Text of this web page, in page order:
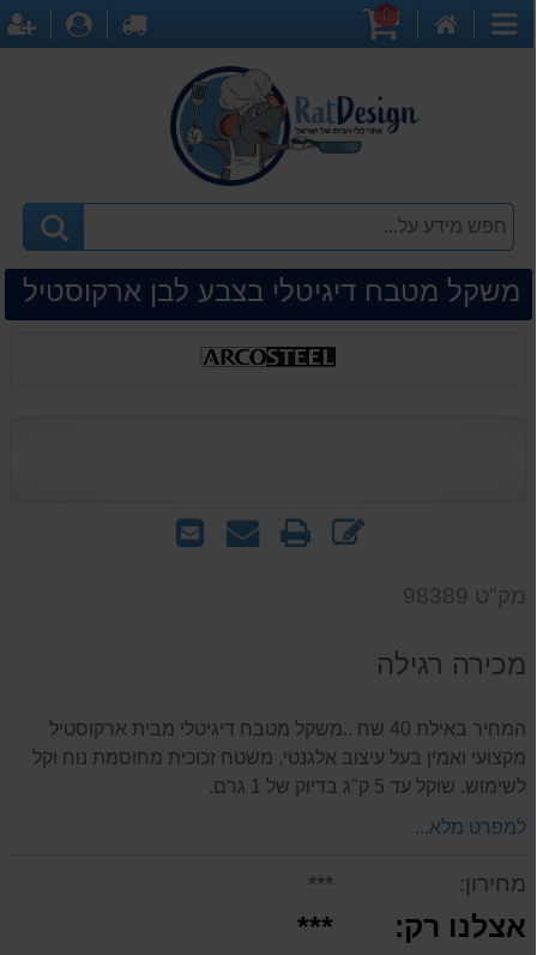
קטגוריות
0
לקופה
משקל מטבח דיגיטלי בצבע לבן ארקוסטיל
שלח
שאל
הדפס
מק"ט 98389
מכירה רגילה
המחיר באילת 40 שח ..משקל מטבח דיגיטלי מבית ארקוסטיל
מקצועי ואמין בעל עיצוב אלגנטי, משטח זכוכית מחוסמת נוח וקל
לשימוש. שוקל עד 5 ק"ג בדיוק של 1 גרם.
למפרט מלא...
מחירון: ***
אצלנו רק: ***